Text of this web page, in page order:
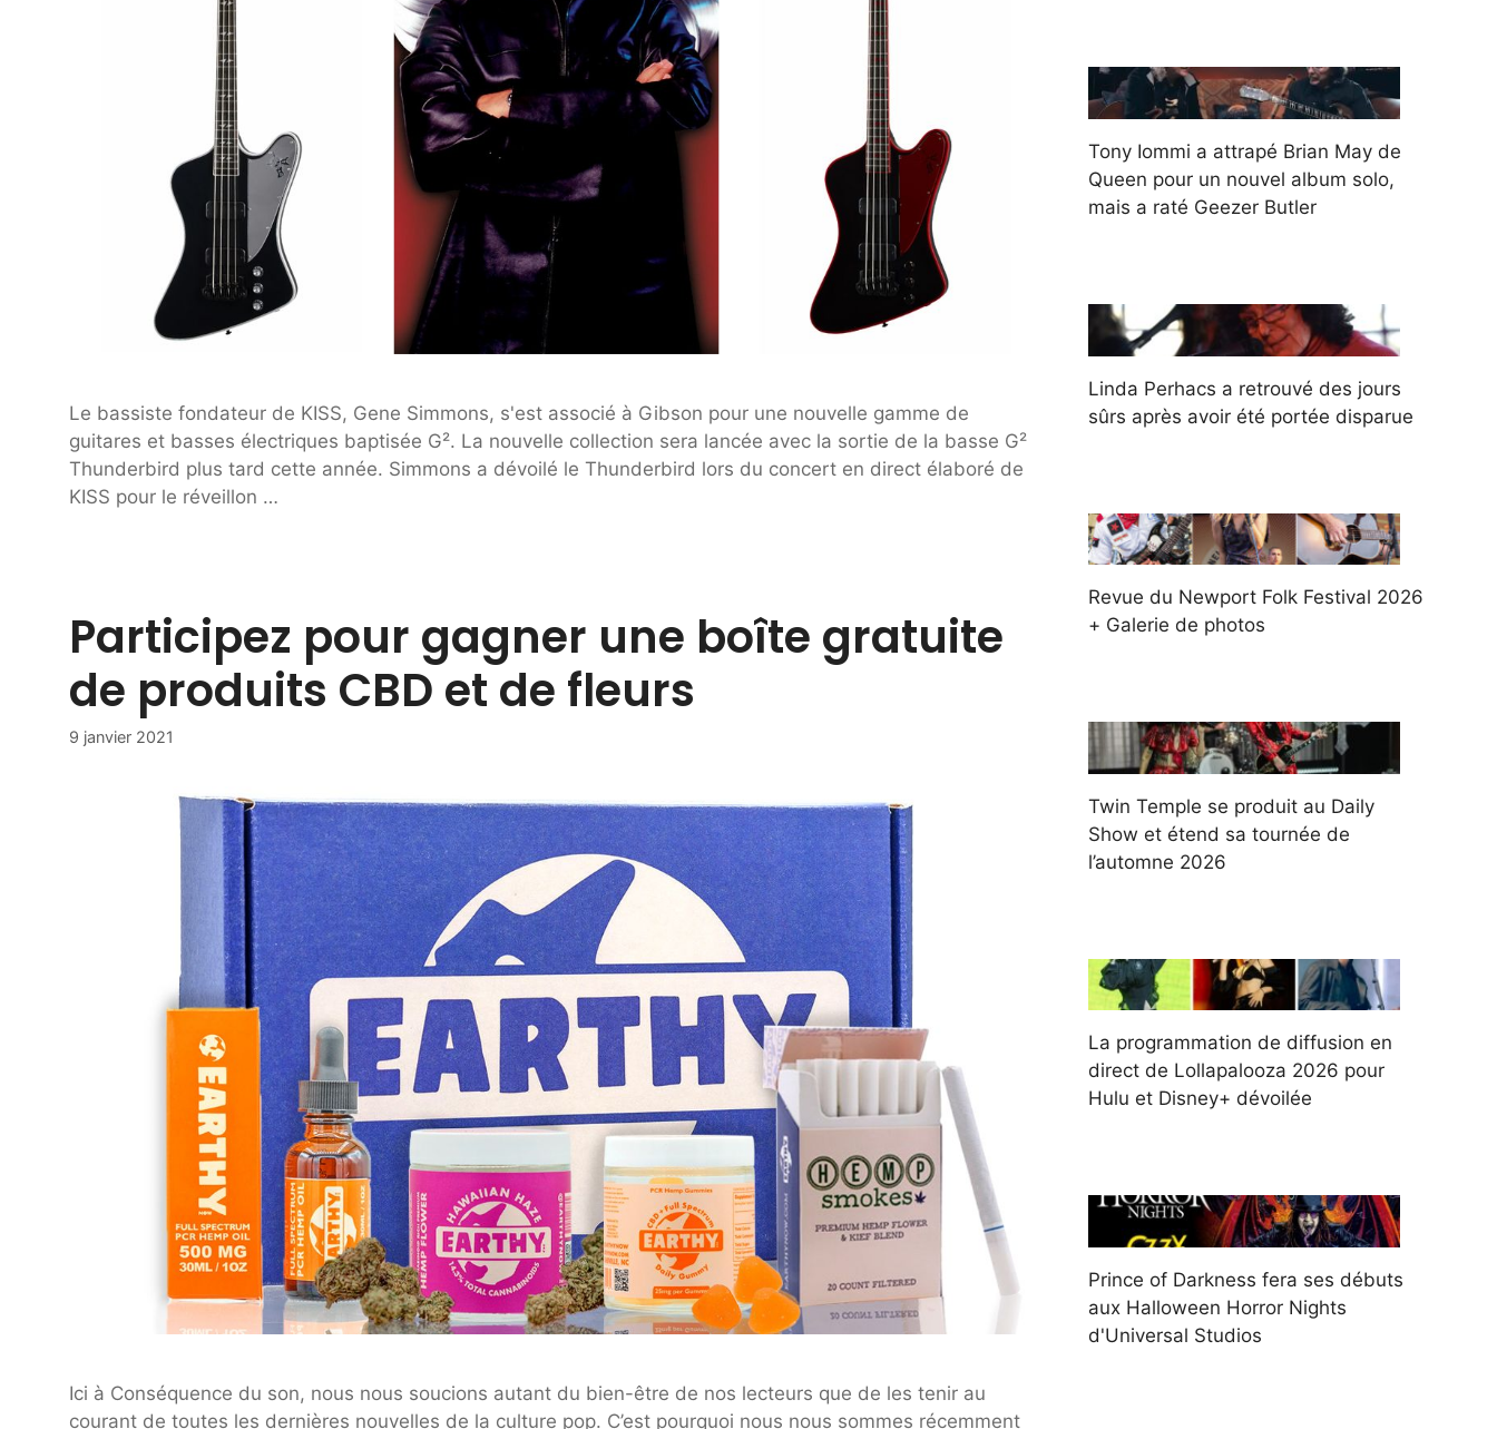
Le bassiste fondateur de KISS, Gene Simmons, s'est associé à Gibson pour une nouvelle gamme de
guitares et basses électriques baptisée G². La nouvelle collection sera lancée avec la sortie de la basse G²
Thunderbird plus tard cette année. Simmons a dévoilé le Thunderbird lors du concert en direct élaboré de
KISS pour le réveillon …
Participez pour gagner une boîte gratuite
de produits CBD et de fleurs
9 janvier 2021
Ici à Conséquence du son, nous nous soucions autant du bien-être de nos lecteurs que de les tenir au
courant de toutes les dernières nouvelles de la culture pop. C’est pourquoi nous nous sommes récemment
Tony Iommi a attrapé Brian May de
Queen pour un nouvel album solo,
mais a raté Geezer Butler
Linda Perhacs a retrouvé des jours
sûrs après avoir été portée disparue
Revue du Newport Folk Festival 2026
+ Galerie de photos
Twin Temple se produit au Daily
Show et étend sa tournée de
l’automne 2026
La programmation de diffusion en
direct de Lollapalooza 2026 pour
Hulu et Disney+ dévoilée
Prince of Darkness fera ses débuts
aux Halloween Horror Nights
d'Universal Studios